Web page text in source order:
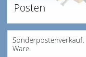
Posten
Ware.